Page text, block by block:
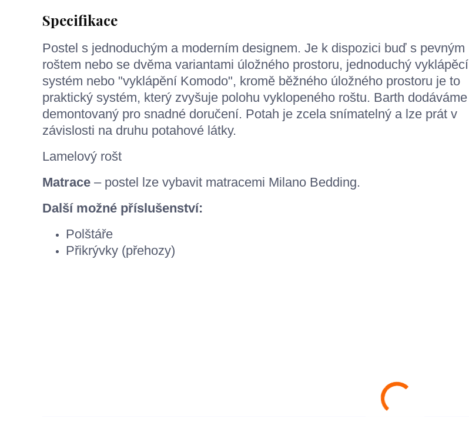
Specifikace
Postel s jednoduchým a moderním designem. Je k dispozici buď s pevným
roštem nebo se dvěma variantami úložného prostoru, jednoduchý vyklápěcí
systém nebo "vyklápění Komodo", kromě běžného úložného prostoru je to
praktický systém, který zvyšuje polohu vyklopeného roštu. Barth dodáváme
demontovaný pro snadné doručení. Potah je zcela snímatelný a lze prát v
závislosti na druhu potahové látky.
Lamelový rošt
Matrace – postel lze vybavit matracemi Milano Bedding.
Další možné příslušenství:
Polštáře
Přikrývky (přehozy)